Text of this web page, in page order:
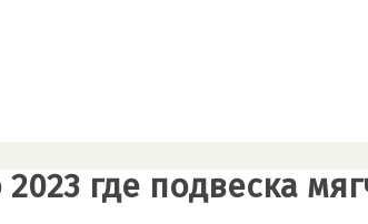
где подвеска